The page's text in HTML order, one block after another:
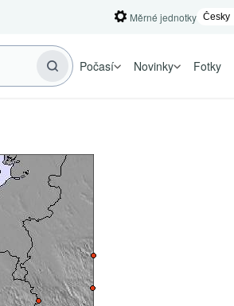
Měrné jednotky
Počasí Novinky Fotky